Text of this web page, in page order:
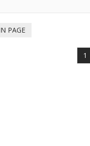
PAGE
1